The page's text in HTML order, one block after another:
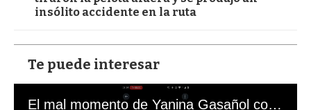
insólito accidente en la ruta
Te puede interesar
El mal momento de Yanina Gasañol con un hincha argentino en "Subrayado"